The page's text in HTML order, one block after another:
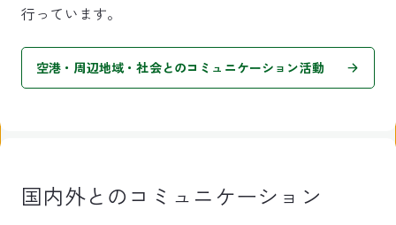
行っています。
空港・周辺地域・社会とのコミュニケーション活動
国内外とのコミュニケーション